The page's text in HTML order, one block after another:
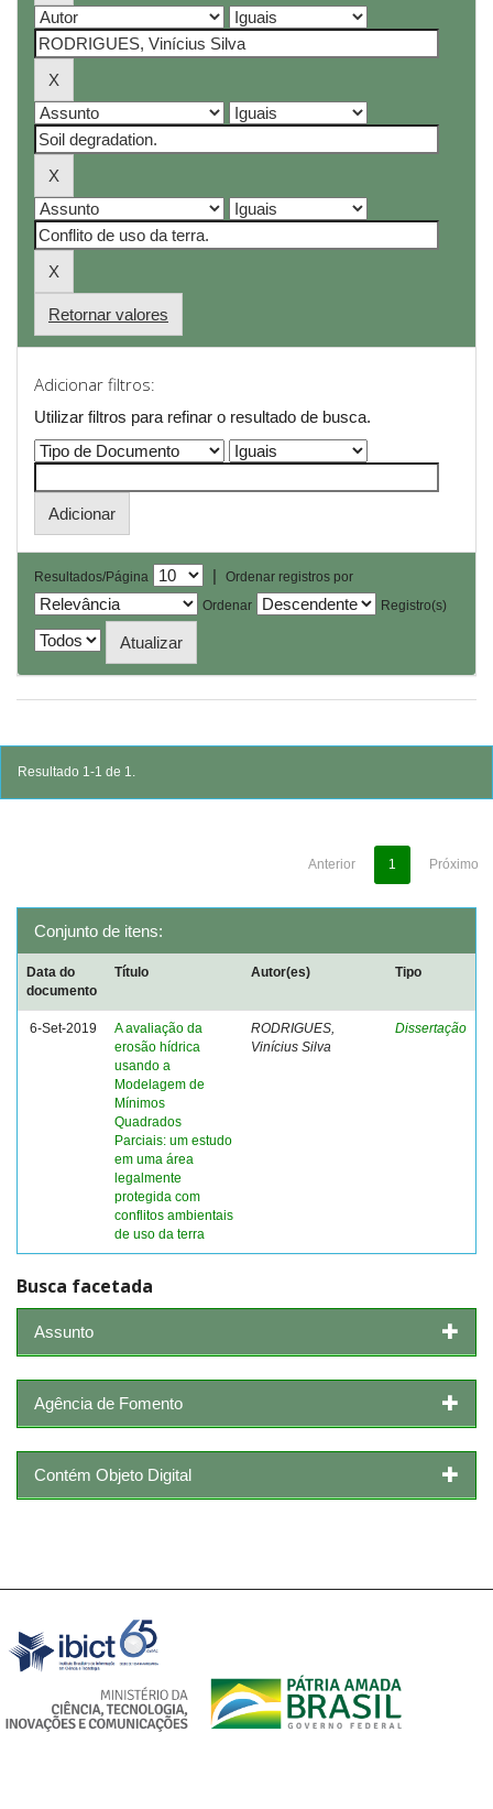
Retornar valores
Adicionar filtros:
Utilizar filtros para refinar o resultado de busca.
Resultados/Página |
Ordenar registros por
Ordenar
Registro(s)
Resultado 1-1 de 1.
Anterior 1 Próximo
Conjunto de itens:
Data do
documento
Título Autor(es) Tipo
6-Set-2019
A avaliação da
erosão hídrica
usando a
Modelagem de
Mínimos
Quadrados
Parciais: um estudo
em uma área
legalmente
protegida com
conflitos ambientais
de uso da terra
RODRIGUES,
Vinícius Silva
Dissertação
Busca facetada
Assunto
Agência de Fomento
Contém Objeto Digital